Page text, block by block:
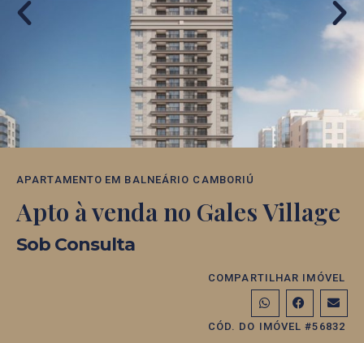
APARTAMENTO EM BALNEÁRIO CAMBORIÚ
Apto à venda no Gales Village
Sob Consulta
COMPARTILHAR IMÓVEL
CÓD. DO IMÓVEL #56832